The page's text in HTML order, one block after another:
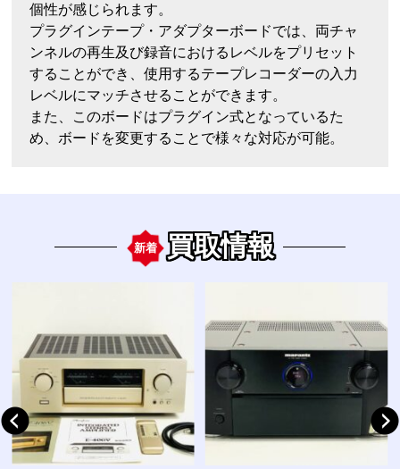
個性が感じられます。
プラグインテープ・アダプターボードでは、両チャ
ンネルの再生及び録音におけるレベルをプリセット
することができ、使用するテープレコーダーの入力
レベルにマッチさせることができます。
また、このボードはプラグイン式となっているた
め、ボードを変更することで様々な対応が可能。
新着 買取情報